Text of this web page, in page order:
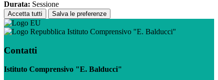
Durata: Sessione
Accetta tutti Salva le preferenze
Istituto Comprensivo "E. Balducci"
Contatti
Istituto Comprensivo "E. Balducci"